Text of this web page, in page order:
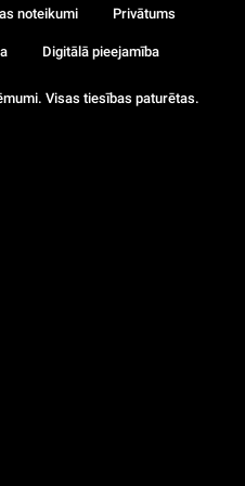
Visas tiesības paturētas.
noteikumi Privātums
Digitālā pieejamība